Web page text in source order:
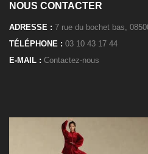
NOUS CONTACTER
ADRESSE : 7 rue du bochet bas,
TÉLÉPHONE : 03 10 43 17 44
E-MAIL : Contactez-nous